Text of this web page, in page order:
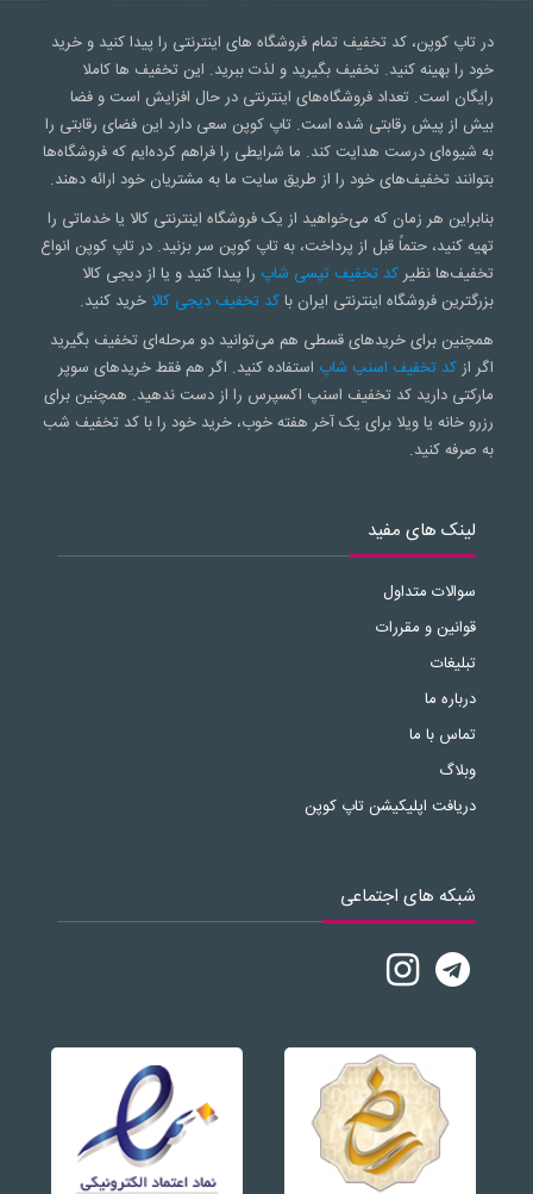
در تاپ کوپن، کد تخفیف تمام فروشگاه های اینترنتی را پیدا کنید و خرید
خود را بهینه کنید. تخفیف بگیرید و لذت ببرید. این تخفیف ها کاملا
رایگان است. تعداد فروشگاه‌های اینترنتی در حال افزایش است و فضا
بیش از پیش رقابتی شده است. تاپ کوپن سعی‌ دارد این فضای رقابتی را
به شیوه‌ای درست هدایت کند. ما شرایطی را فراهم کرده‌ایم که فروشگاه‌ها
بتوانند تخفیف‌های خود را از طریق سایت ما به مشتریان خود ارائه دهند.
بنابراین هر زمان که می‌خواهید از یک فروشگاه اینترنتی کالا یا خدماتی را
تهیه کنید، حتماً قبل از پرداخت، به تاپ کوپن سر بزنید. در تاپ کوپن انواع
تخفیف‌ها نظیرکد تخفیف تپسی شاپ را پیدا کنید و یا از دیجی کالا
بزرگترین فروشگاه اینترنتی ایران باکد تخفیف دیجی کالا خرید کنید.
همچنین برای خریدهای قسطی هم می‌توانید دو مرحله‌ای تخفیف بگیرید
اگر ازکد تخفیف اسنپ شاپ استفاده کنید. اگر هم فقط خریدهای سوپر
مارکتی دارید کد تخفیف اسنپ اکسپرس را از دست ندهید. همچنین برای
رزرو خانه یا ویلا برای یک آخر هفته خوب، خرید خود را با کد تخفیف شب
به صرفه کنید.
لینک های مفید
سوالات متداول
قوانین و مقررات
تبلیغات
درباره ما
تماس با ما
وبلاگ
دریافت اپلیکیشن تاپ کوپن
شبکه های اجتماعی